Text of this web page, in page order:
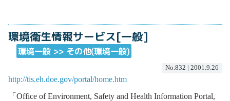
環境衛生情報サービス[一般]
環境一般 >> その他(環境一般)
No.832 | 2001.9.26
http://tis.eh.doe.gov/portal/home.htm
「Office of Environment, Safety and Health Information Portal,